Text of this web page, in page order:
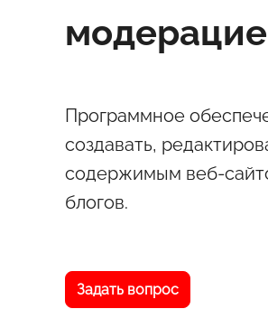
Программное
создавать,
содержимым веб-
блогов.
Задать вопрос